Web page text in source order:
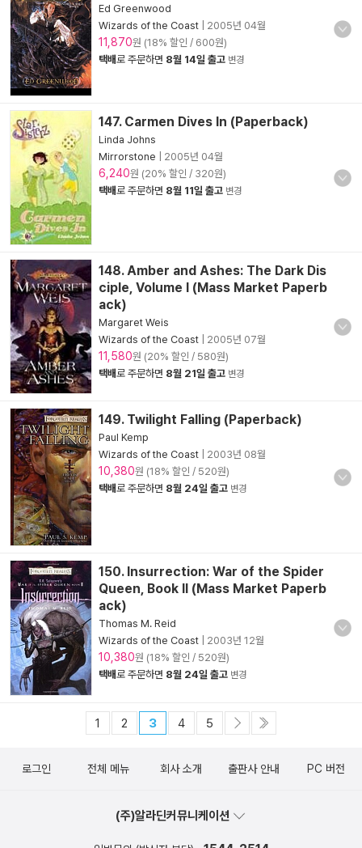
Ed Greenwood
Wizards of the Coast
2005년 04월
11,870원 (18% 할인 / 600원)
택배로 주문하면 8월 14일 출고 변경
147. Carmen Dives In (Paperback)
Linda Johns
Mirrorstone
2005년 04월
6,240원 (20% 할인 / 320원)
택배로 주문하면 8월 11일 출고 변경
148. Amber and Ashes: The Dark Dis
ciple, Volume I (Mass Market Paperb
ack)
Margaret Weis
Wizards of the Coast
2005년 07월
11,580원 (20% 할인 / 580원)
택배로 주문하면 8월 21일 출고 변경
149. Twilight Falling (Paperback)
Paul Kemp
Wizards of the Coast
2003년 08월
10,380원 (18% 할인 / 520원)
택배로 주문하면 8월 24일 출고 변경
150. Insurrection: War of the Spider
Queen, Book II (Mass Market Paperb
ack)
Thomas M. Reid
Wizards of the Coast
2003년 12월
10,380원 (18% 할인 / 520원)
택배로 주문하면 8월 24일 출고 변경
1 2 3 4 5
로그인 전체 메뉴 회사 소개 출판사 안내 PC 버전
(주)알라딘커뮤니케이션